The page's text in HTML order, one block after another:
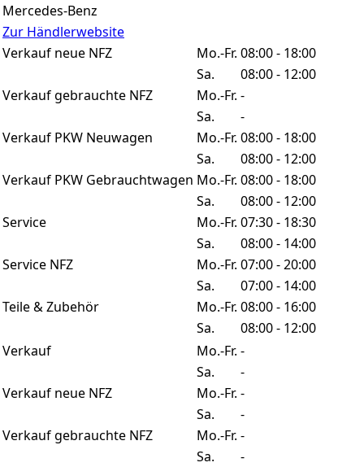
Mercedes-Benz
Zur Händlerwebsite
Verkauf neue NFZ
Mo.-Fr. 08:00 - 18:00
Sa.
08:00 - 12:00
Verkauf gebrauchte NFZ
Mo.-Fr. -
Sa.
-
Verkauf PKW Neuwagen
Mo.-Fr. 08:00 - 18:00
Sa.
08:00 - 12:00
Verkauf PKW Gebrauchtwagen Mo.-Fr. 08:00 - 18:00
Sa.
08:00 - 12:00
Service
Mo.-Fr. 07:30 - 18:30
Sa.
08:00 - 14:00
Service NFZ
Mo.-Fr. 07:00 - 20:00
Sa.
07:00 - 14:00
Teile & Zubehör
Mo.-Fr. 08:00 - 16:00
Sa.
08:00 - 12:00
Verkauf
Mo.-Fr. -
Sa.
-
Verkauf neue NFZ
Mo.-Fr. -
Sa.
-
Verkauf gebrauchte NFZ
Mo.-Fr. -
Sa.
-